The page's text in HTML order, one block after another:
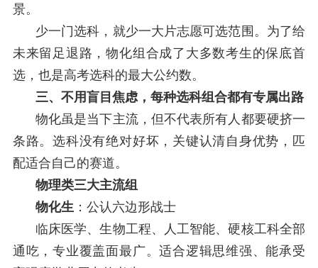
景。
少一门选科，就少一大片志愿可选范围。为了给
未来留足退路，物化组合成了大多数考生的保底首
选，也是高考选科的最大公约数。
三、不用盲目焦虑，每种选科组合都有专属出路
物化虽是当下主流，但不代表所有人都要硬挤一
条路。选科没有绝对好坏，关键认清自身优势，匹
配适合自己的赛道。
物理类三大主流组
物化生 ：公认六边形战士
临床医学、生物工程、人工智能、硬核工科全部
通吃，专业覆盖面最广。适合逻辑思维强、能承受